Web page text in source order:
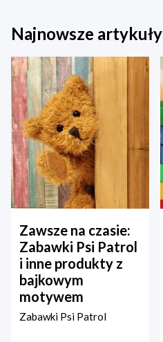
Najnowsze artykuły
Zawsze na czasie:
Zabawki Psi Patrol
i inne produkty z
bajkowym
motywem
Zabawki Psi Patrol